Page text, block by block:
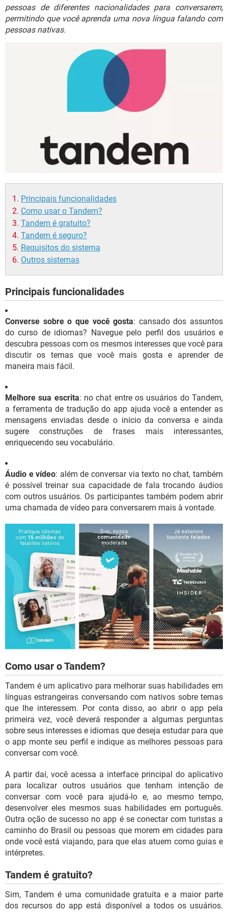
GUIA DE COMPRAS
pessoas de diferentes nacionalidades para conversarem,
permitindo que você aprenda uma nova língua falando com
pessoas nativas.
Principais funcionalidades
Como usar o Tandem?
Tandem é gratuito?
Tandem é seguro?
Requisitos do sistema
Outros sistemas
Principais funcionalidades
Converse sobre o que você gosta: cansado dos assuntos
do curso de idiomas? Navegue pelo perfil dos usuários e
descubra pessoas com os mesmos interesses que você para
discutir os temas que você mais gosta e aprender de
maneira mais fácil.
Melhore sua escrita: no chat entre os usuários do Tandem,
a ferramenta de tradução do app ajuda você a entender as
mensagens enviadas desde o início da conversa e ainda
sugere construções de frases mais interessantes,
enriquecendo seu vocabulário.
Áudio e vídeo: além de conversar via texto no chat, também
é possível treinar sua capacidade de fala trocando áudios
com outros usuários. Os participantes também podem abrir
uma chamada de vídeo para conversarem mais à vontade.
Como usar o Tandem?
Tandem é um aplicativo para melhorar suas habilidades em
línguas estrangeiras conversando com nativos sobre temas
que lhe interessem. Por conta disso, ao abrir o app pela
primeira vez, você deverá responder a algumas perguntas
sobre seus interesses e idiomas que deseja estudar para que
o app monte seu perfil e indique as melhores pessoas para
conversar com você.
A partir daí, você acessa a interface principal do aplicativo
para localizar outros usuários que tenham intenção de
conversar com você para ajudá-lo e, ao mesmo tempo,
desenvolver eles mesmos suas habilidades em português.
Outra oção de sucesso no app é se conectar com turistas a
caminho do Brasil ou pessoas que morem em cidades para
onde você está viajando, para que elas atuem como guias e
intérpretes.
Tandem é gratuito?
Sim, Tandem é uma comunidade gratuita e a maior parte
dos recursos do app está disponível a todos os usuários.